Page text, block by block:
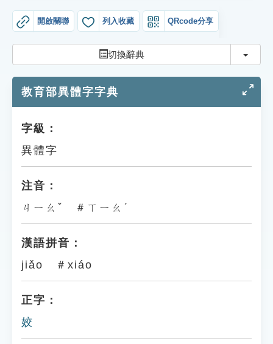
貓頭鷹博士
開啟關聯 列入收藏 QRcode分享
切換辭典 切換
教育部異體字字典
字級：
異體字
注音：
ㄐㄧㄠˇ ＃ㄒㄧㄠˊ
漢語拼音：
jiǎo ＃xiáo
正字：
姣